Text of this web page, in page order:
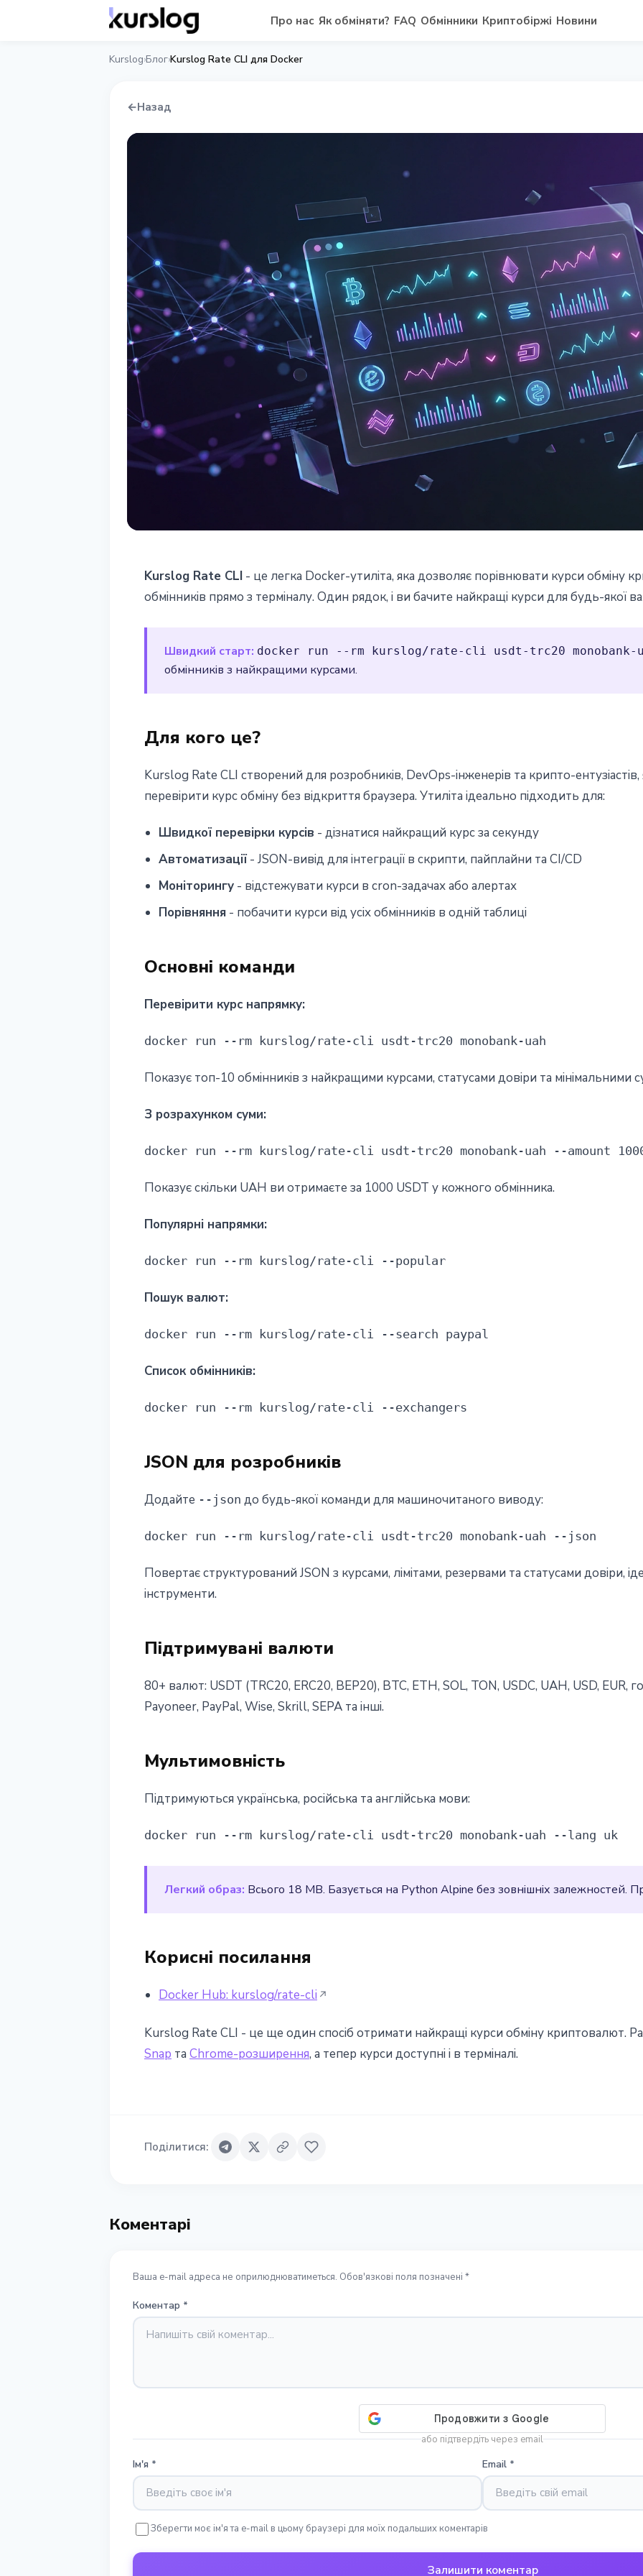
Про нас Як обміняти? FAQ Обмінники Криптобіржі Новини
Kurslog›Блог›Kurslog Rate CLI для Docker
←Назад
Kurslog Rate CLI - порівнюйте крипто-
1 квітня 2026 р.
2 хв читання
Kurslog Rate CLI - це легка Docker-утиліта, яка дозволяє порівнювати курси обміну
обмінників прямо з терміналу. Один рядок, і ви бачите найкращі курси для будь-якої
Швидкий старт: docker run --rm kurslog/rate-cli usdt-trc20 monobank-
обмінників з найкращими курсами.
Для кого це?
Kurslog Rate CLI створений для розробників, DevOps-інженерів та крипто-
перевірити курс обміну без відкриття браузера. Утиліта ідеально підходить для:
Швидкої перевірки курсів - дізнатися найкращий курс за секунду
Автоматизації- JSON-вивід для інтеграції в скрипти, пайплайни та CI/CD
Моніторингу - відстежувати курси в cron-задачах або алертах
Порівняння - побачити курси від усіх обмінників в одній таблиці
Основні команди
Перевірити курс напрямку:
docker run --rm kurslog/rate-cli usdt-trc20 monobank-uah
Показує топ-10 обмінників з найкращими курсами, статусами довіри та мінімальними
З розрахунком суми:
docker run --rm kurslog/rate-cli usdt-trc20 monobank-uah --amount
Показує скільки UAH ви отримаєте за 1000 USDT у кожного обмінника.
Популярні напрямки:
docker run --rm kurslog/rate-cli --popular
Пошук валют:
docker run --rm kurslog/rate-cli --search paypal
Список обмінників:
docker run --rm kurslog/rate-cli --exchangers
JSON для розробників
Додайте --json до будь-якої команди для машиночитаного виводу:
docker run --rm kurslog/rate-cli usdt-trc20 monobank-uah --json
Повертає структурований JSON з курсами, лімітами, резервами та статусами довіри,
інструменти.
Підтримувані валюти
80+ валют: USDT (TRC20, ERC20, BEP20), BTC, ETH, SOL, TON, USDC, UAH, USD, EUR,
Payoneer, PayPal, Wise, Skrill, SEPA та інші.
Мультимовність
Підтримуються українська, російська та англійська мови:
docker run --rm kurslog/rate-cli usdt-trc20 monobank-uah --lang uk
Легкий образ: Всього 18 MB. Базується на Python Alpine без зовнішніх залежностей.
Корисні посилання
Docker Hub: kurslog/rate-cli
Kurslog Rate CLI - це ще один спосіб отримати найкращі курси обміну криптовалют.
Snap та Chrome-розширення, а тепер курси доступні і в терміналі.
Поділитися:
Коментарі
Ваша e-mail адреса не оприлюднюватиметься. Обов'язкові поля позначені *
Коментар *
або підтвердіть через email
Ім'я * Email *
Зберегти моє ім'я та e-mail в цьому браузері для моїх подальших коментарів
Залишити коментар